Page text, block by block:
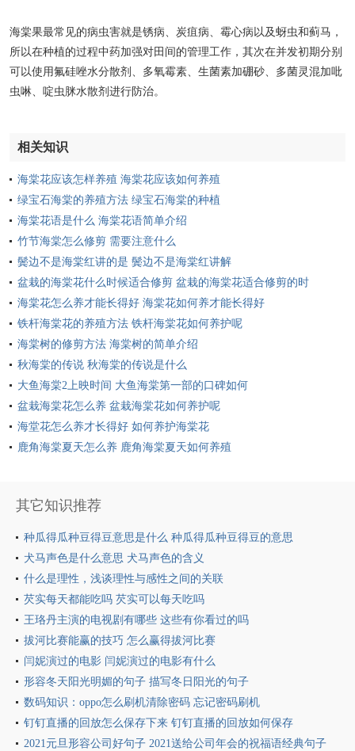
海棠果最常见的病虫害就是锈病、炭疽病、霉心病以及蚜虫和蓟马，
所以在种植的过程中药加强对田间的管理工作，其次在并发初期分别
可以使用氟硅唑水分散剂、多氧霉素、生菌素加硼砂、多菌灵混加吡
虫啉、啶虫脒水散剂进行防治。
相关知识
海棠花应该怎样养殖 海棠花应该如何养殖
绿宝石海棠的养殖方法 绿宝石海棠的种植
海棠花语是什么 海棠花语简单介绍
竹节海棠怎么修剪 需要注意什么
鬓边不是海棠红讲的是 鬓边不是海棠红讲解
盆栽的海棠花什么时候适合修剪 盆栽的海棠花适合修剪的时
间
海棠花怎么养才能长得好 海棠花如何养才能长得好
铁杆海棠花的养殖方法 铁杆海棠花如何养护呢
海棠树的修剪方法 海棠树的简单介绍
秋海棠的传说 秋海棠的传说是什么
大鱼海棠2上映时间 大鱼海棠第一部的口碑如何
盆栽海棠花怎么养 盆栽海棠花如何养护呢
海堂花怎么养才长得好 如何养护海棠花
鹿角海棠夏天怎么养 鹿角海棠夏天如何养殖
其它知识推荐
种瓜得瓜种豆得豆意思是什么 种瓜得瓜种豆得豆的意思
犬马声色是什么意思 犬马声色的含义
什么是理性，浅谈理性与感性之间的关联
芡实每天都能吃吗 芡实可以每天吃吗
王珞丹主演的电视剧有哪些 这些有你看过的吗
拔河比赛能赢的技巧 怎么赢得拔河比赛
闫妮演过的电影 闫妮演过的电影有什么
形容冬天阳光明媚的句子 描写冬日阳光的句子
数码知识：oppo怎么刷机清除密码 忘记密码刷机
钉钉直播的回放怎么保存下来 钉钉直播的回放如何保存
2021元旦形容公司好句子 2021送给公司年会的祝福语经典句子